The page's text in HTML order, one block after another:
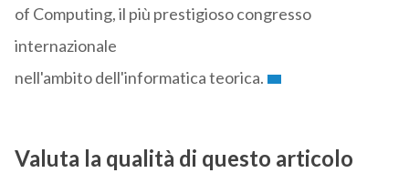
of Computing, il più prestigioso congresso
internazionale
nell'ambito dell'informatica teorica.
Valuta la qualità di questo articolo